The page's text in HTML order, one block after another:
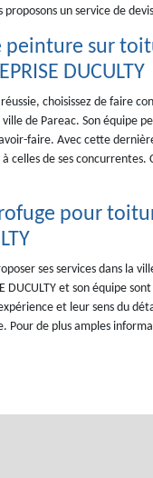
un service de
peinture sur
DUCULTY
choisissez de faire
de Pareac. Son équipe
faire. Avec cette
celles de ses
pour
ses services dans la
DUCULTY et son équipe
et leur sens du
Pour de plus amples